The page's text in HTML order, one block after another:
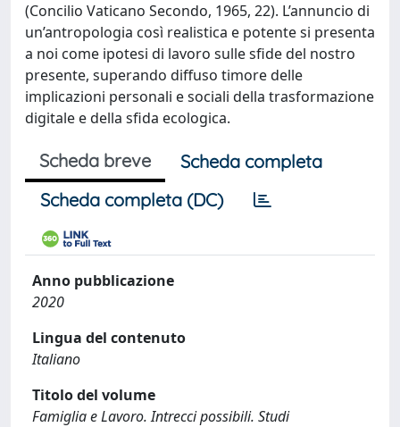
(Concilio Vaticano Secondo, 1965, 22). L’annuncio di
un’antropologia così realistica e potente si presenta
a noi come ipotesi di lavoro sulle sfide del nostro
presente, superando diffuso timore delle
implicazioni personali e sociali della trasformazione
digitale e della sfida ecologica.
Scheda breve
Scheda completa
Scheda completa (DC)
Anno pubblicazione
2020
Lingua del contenuto
Italiano
Titolo del volume
Famiglia e Lavoro. Intrecci possibili. Studi